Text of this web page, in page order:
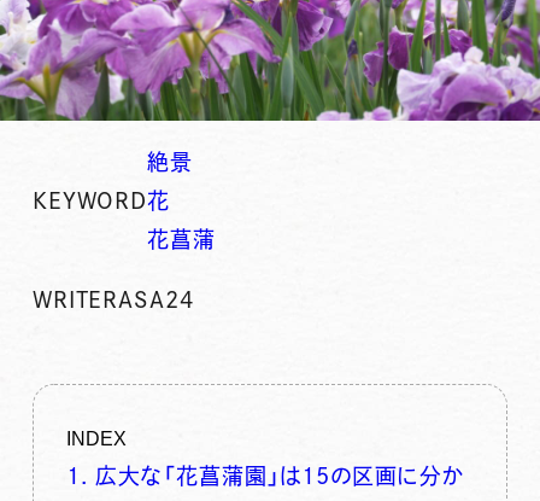
KEYWORD
絶景
花
花菖蒲
WRITERASA24
INDEX
1. 広大な「花菖蒲園」は15の区画に分か